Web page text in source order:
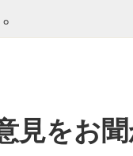
見をお